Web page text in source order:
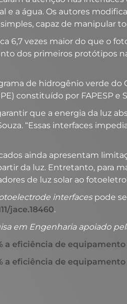
e a água. Os autores
capaz de manipular
6,7 vezes maior do que o
dos primeiros protótipos
de hidrogênio verde
constituído por FAPESP
que a energia da luz
“Essas interfaces
ainda apresentam
da luz. Entretanto, para
de luz solar ao
interfacespode
jace.18460.
em Engenharia apoiado
a eficiência de
a eficiência de